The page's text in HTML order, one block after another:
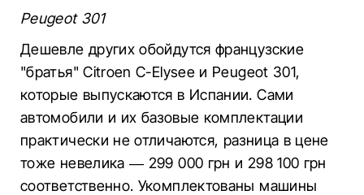
Peugeot 301
Дешевле других обойдутся французские
"братья" Citroen C-Elysee и Peugeot 301,
которые выпускаются в Испании. Сами
автомобили и их базовые комплектации
практически не отличаются, разница в цене
тоже невелика — 299 000 грн и 298 100 грн
соответственно. Укомплектованы машины